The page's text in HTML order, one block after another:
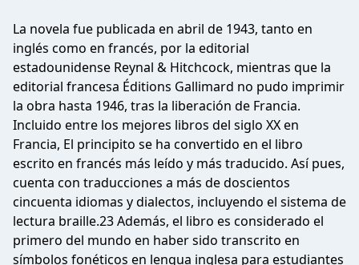
La novela fue publicada en abril de 1943, tanto en
inglés como en francés, por la editorial
estadounidense Reynal & Hitchcock, mientras que la
editorial francesa Éditions Gallimard no pudo imprimir
la obra hasta 1946, tras la liberación de Francia.
Incluido entre los mejores libros del siglo XX en
Francia, El principito se ha convertido en el libro
escrito en francés más leído y más traducido. Así pues,
cuenta con traducciones a más de doscientos
cincuenta idiomas y dialectos, incluyendo el sistema de
lectura braille.2​3​ Además, el libro es considerado el
primero del mundo en haber sido transcrito en
símbolos fonéticos en lengua inglesa para estudiantes